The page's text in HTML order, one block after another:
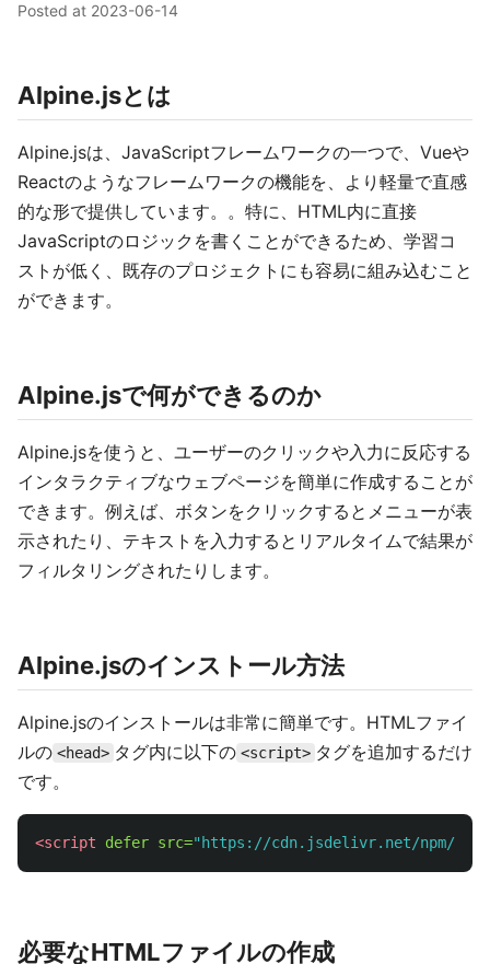
Posted at 2023-06-14
Alpine.jsとは
Alpine.jsは、JavaScriptフレームワークの一つで、Vueや
Reactのようなフレームワークの機能を、より軽量で直感
的な形で提供しています。。特に、HTML内に直接
JavaScriptのロジックを書くことができるため、学習コ
ストが低く、既存のプロジェクトにも容易に組み込むこと
ができます。
Alpine.jsで何ができるのか
Alpine.jsを使うと、ユーザーのクリックや入力に反応する
インタラクティブなウェブページを簡単に作成することが
できます。例えば、ボタンをクリックするとメニューが表
示されたり、テキストを入力するとリアルタイムで結果が
フィルタリングされたりします。
Alpine.jsのインストール方法
Alpine.jsのインストールは非常に簡単です。HTMLファイ
ルの <head> タグ内に以下の <script> タグを追加するだけ
です。
<script defer src="https://cdn.jsdelivr.net/npm/
必要なHTMLファイルの作成